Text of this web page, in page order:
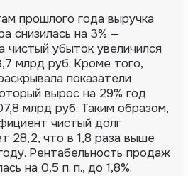
прошлого года выручка
снизилась на 3% —
чистый убыток увеличился
млрд руб. Кроме того,
показатели
вырос на 29% год
млрд руб. Таким образом,
чистый долг
28,2, что в 1,8 раза выше
Рентабельность продаж
на 0,5 п. п., до 1,8%.